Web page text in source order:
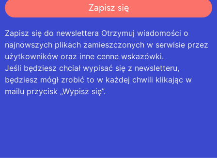
Zapisz się
Zapisz się do newslettera Otrzymuj wiadomości o
najnowszych plikach zamieszczonych w serwisie przez
użytkowników oraz inne cenne wskazówki.
Jeśli będziesz chciał wypisać się z newsletteru,
będziesz mógł zrobić to w każdej chwili klikając w
mailu przycisk „Wypisz się”.